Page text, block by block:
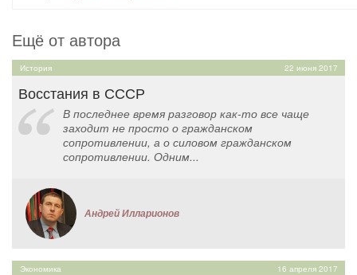
Ещё от автора
История 22 июня 2017
Восстания в СССР
В последнее время разговор как-то все чаще
заходит не просто о гражданском
сопротивлении, а о силовом гражданском
сопротивлении. Одним...
Андрей Илларионов
Экономика 16 апреля 2017